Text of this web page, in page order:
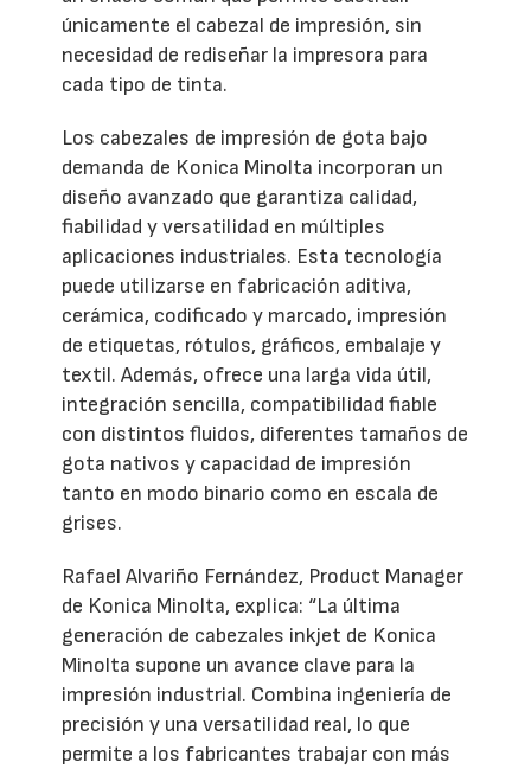
únicamente el cabezal de impresión, sin
necesidad de rediseñar la impresora para
cada tipo de tinta.
Los cabezales de impresión de gota bajo
demanda de Konica Minolta incorporan un
diseño avanzado que garantiza calidad,
fiabilidad y versatilidad en múltiples
aplicaciones industriales. Esta tecnología
puede utilizarse en fabricación aditiva,
cerámica, codificado y marcado, impresión
de etiquetas, rótulos, gráficos, embalaje y
textil. Además, ofrece una larga vida útil,
integración sencilla, compatibilidad fiable
con distintos fluidos, diferentes tamaños de
gota nativos y capacidad de impresión
tanto en modo binario como en escala de
grises.
Rafael Alvariño Fernández, Product Manager
de Konica Minolta, explica: “La última
generación de cabezales inkjet de Konica
Minolta supone un avance clave para la
impresión industrial. Combina ingeniería de
precisión y una versatilidad real, lo que
permite a los fabricantes trabajar con más